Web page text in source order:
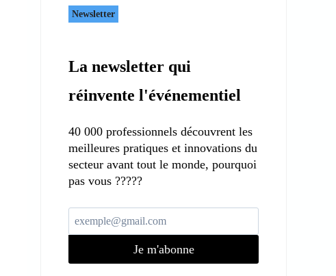
Newsletter
La newsletter qui
réinvente l'événementiel
40 000 professionnels découvrent les
meilleures pratiques et innovations du
secteur avant tout le monde, pourquoi
pas vous ?????
Je m'abonne